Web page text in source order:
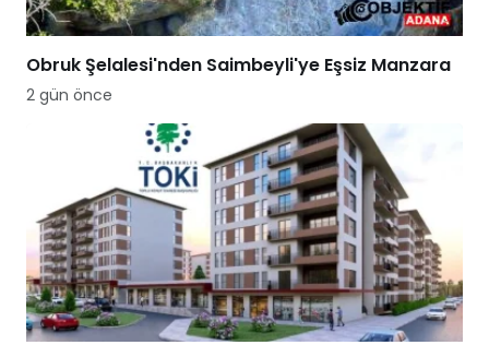
Obruk Şelalesi'nden Saimbeyli'ye Eşsiz Manzara
2 gün önce